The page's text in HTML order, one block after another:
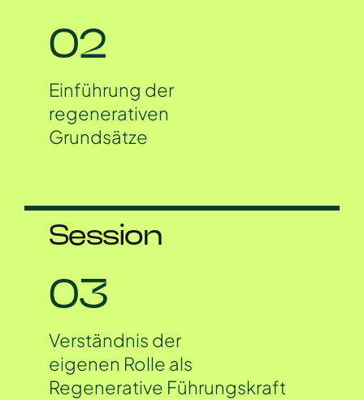
02
Einführung der
regenerativen
Grundsätze
Session
03
Verständnis der
eigenen Rolle als
Regenerative Führungskraft